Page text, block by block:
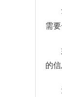
需要
的